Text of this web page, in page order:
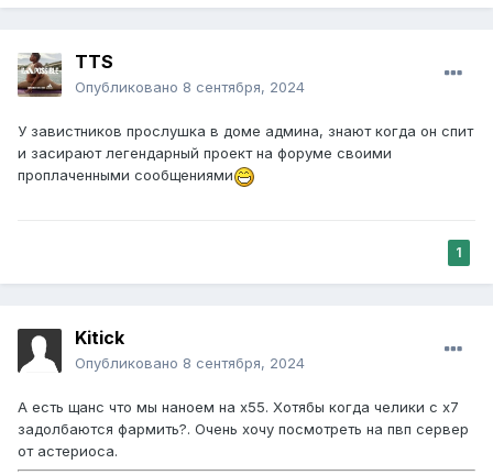
TTS
Опубликовано 8 сентября, 2024
У завистников прослушка в доме админа, знают когда он спит
и засирают легендарный проект на форуме своими
проплаченными сообщениями
1
Kitick
Опубликовано 8 сентября, 2024
А есть щанс что мы наноем на х55. Хотябы когда челики с х7
задолбаются фармить?. Очень хочу посмотреть на пвп сервер
от астериоса.